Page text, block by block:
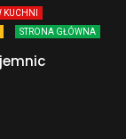
KUCHNI
STRONA GŁÓWNA